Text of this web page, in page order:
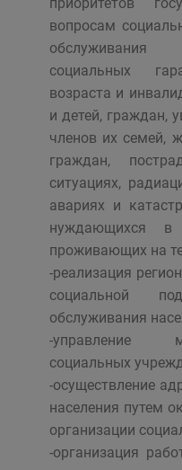
вопросам
обслуживания
социальных
возраста и
и детей, граждан,
членов их семей,
граждан,
ситуациях,
авариях и
нуждающихся в
проживающих на
-реализация
социальной
обслуживания
-управление
социальных
-осуществление
населения путем
организации
-организация